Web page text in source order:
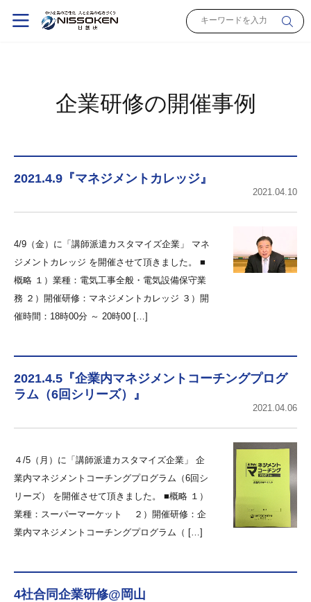
企業研修の開催事例
2021.4.9『マネジメントカレッジ』
2021.04.10
4/9（金）に「講師派遣カスタマイズ企業」 マネ
ジメントカレッジ を開催させて頂きました。 ■
概略 １）業種：電気工事全般・電気設備保守業
務 ２）開催研修：マネジメントカレッジ ３）開
催時間：18時00分 ～ 20時00 […]
2021.4.5『企業内マネジメントコーチングプログ
ラム（6回シリーズ）』
2021.04.06
４/5（月）に「講師派遣カスタマイズ企業」 企
業内マネジメントコーチングプログラム（6回シ
リーズ） を開催させて頂きました。 ■概略 １）
業種：スーパーマーケット ２）開催研修：企
業内マネジメントコーチングプログラム（ […]
4社合同企業研修@岡山